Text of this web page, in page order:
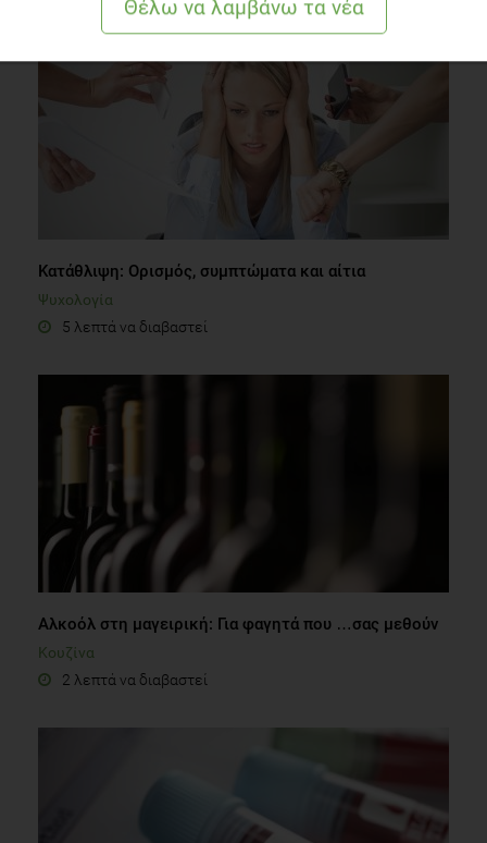
Κατάθλιψη: Ορισμός, συμπτώματα και αίτια
Ψυχολογία
5 λεπτά να διαβαστεί
Αλκοόλ στη μαγειρική: Για φαγητά που …σας μεθούν
Κουζίνα
2 λεπτά να διαβαστεί